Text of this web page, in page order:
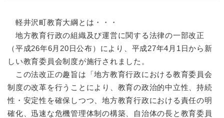
軽井沢町教育大綱とは・・・
地方教育行政の組織及び運営に関する法律の一部改正
（平成26年6月20日公布）により、平成27年4月1日から新
しい教育委員会制度が施行されました。
この法改正の趣旨は「地方教育行政における教育委員会
制度の改革を行うことにより、教育の政治的中立性、持続
性・安定性を確保しつつ、地方教育行政における責任の明
確化、迅速な危機管理体制の構築、自治体の長と教育委員